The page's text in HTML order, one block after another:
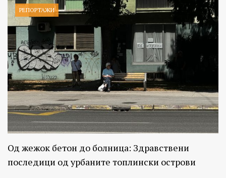
РЕПОРТАЖИ
Од жежок бетон до болница: Здравствени
последици од урбаните топлински острови